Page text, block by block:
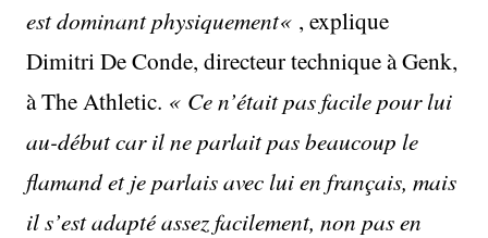
est dominantphysiquement« , explique
Dimitri De Conde, directeur technique à Genk,
à The Athletic. « Ce n’était pas facile pour lui
au-début car il ne parlait pas beaucoup le
flamand et je parlais avec lui en français, mais
il s’est adapté assez facilement, non pas en